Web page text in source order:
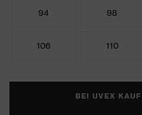
94 98
106 110
BEI UVEX